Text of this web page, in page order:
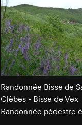
Randonnée Bisse de
Clèbes - Bisse de Vex
Randonnée pédestre